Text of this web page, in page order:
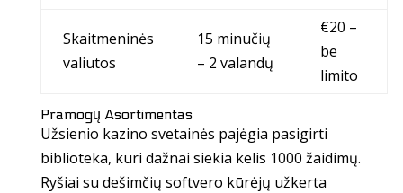
Skaitmeninės
valiutos
15 minučių
– 2 valandų
€20 –
be
limito
Pramogų Asortimentas
Užsienio kazino svetainės pajėgia pasigirti
biblioteka, kuri dažnai siekia kelis 1000 žaidimų.
Ryšiai su dešimčių softvero kūrėjų užkerta